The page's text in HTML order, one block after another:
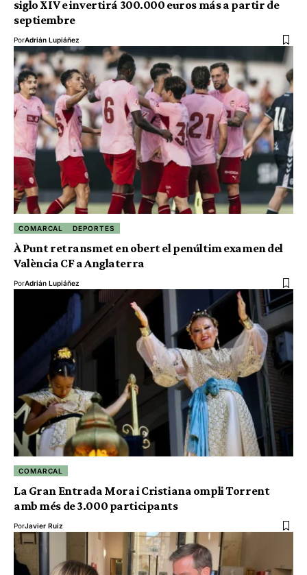
siglo XIV e invertirá 300.000 euros más a partir de
septiembre
PorAdrián Lupiáñez
COMARCAL DEPORTES
À Punt retransmet en obert el penúltim examen del
València CF a Anglaterra
PorAdrián Lupiáñez
COMARCAL
La Gran Entrada Mora i Cristiana ompli Torrent
amb més de 3.000 participants
PorJavier Ruiz